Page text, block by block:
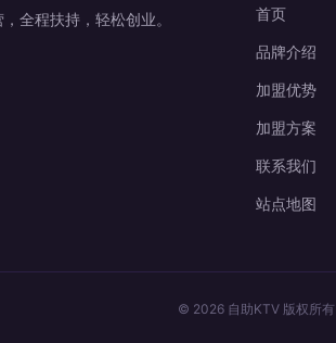
全程扶持，轻松创业。 首页
品牌介绍
加盟优势
加盟方案
联系我们
站点地图
© 2026 自助KTV 版权所有